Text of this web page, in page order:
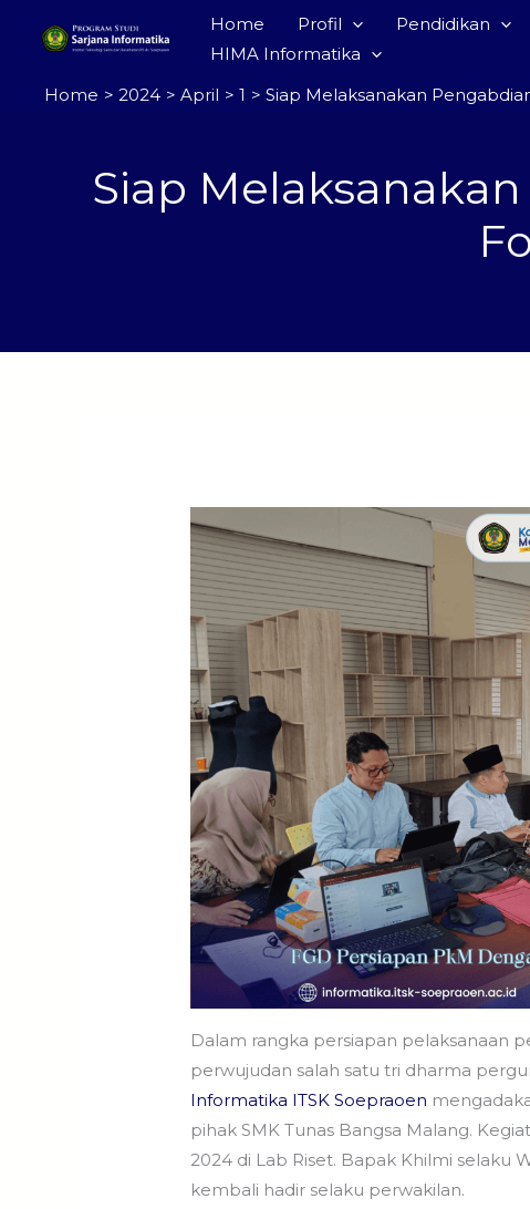
Home Profil Pendidikan
HIMA Informatika
Home
2024 April 1 Siap Melaksanakan
Siap
Dalam rangka persiapan pelaksanaan
perwujudan salah satu tri dharma
Informatika ITSK Soepraoen
pihak SMK Tunas Bangsa Malang.
2024 di Lab Riset. Bapak Khilmi selaku
kembali hadir selaku perwakilan.